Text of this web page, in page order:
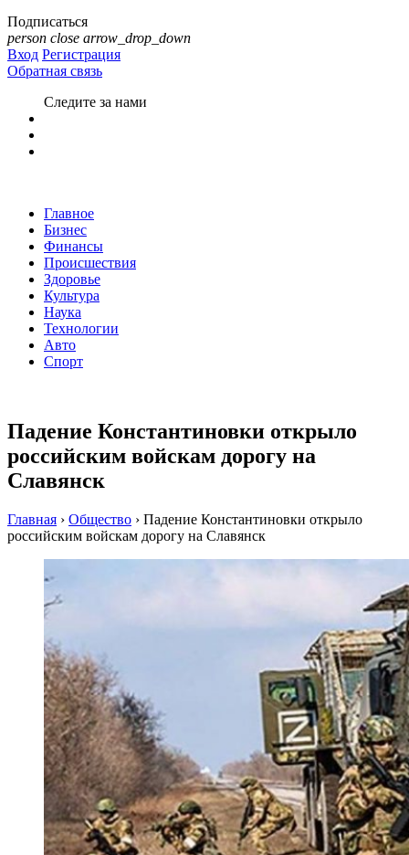
Подписаться
person close arrow_drop_down
Вход Регистрация
Обратная связь
Следите за нами
Главное
Бизнес
Финансы
Происшествия
Здоровье
Культура
Наука
Технологии
Авто
Спорт
Падение Константиновки открыло
российским войскам дорогу на
Славянск
Главная › Общество › Падение Константиновки открыло
российским войскам дорогу на Славянск